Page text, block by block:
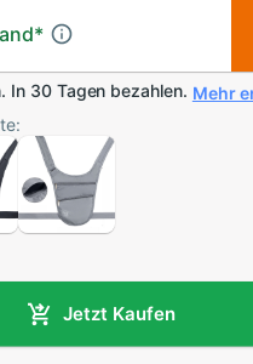
*
In 30 Tagen bezahlen. Mehr
Jetzt Kaufen